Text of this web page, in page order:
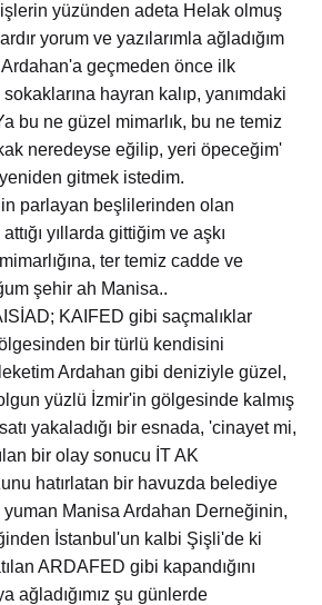
yüzünden adeta Helak olmuş
yorum ve yazılarımla ağladığım
geçmeden önce ilk
hayran kalıp, yanımdaki
bu ne güzel mimarlık, bu ne temiz
neredeyse eğilip, yeri öpeceğim'
gitmek istedim.
parlayan beşlilerinden olan
yıllarda gittiğim ve aşkı
ter temiz cadde ve
şehir ah Manisa..
KAIFED gibi saçmalıklar
bir türlü kendisini
Ardahan gibi deniziyle güzel,
yüzlü İzmir'in gölgesinde kalmış
yakaladığı bir esnada, 'cinayet mi,
bir olay sonucu İT AK
hatırlatan bir havuzda belediye
yuman Manisa Ardahan Derneğinin,
İstanbul'un kalbi Şişli'de ki
ARDAFED gibi kapandığını
ağladığımız şu günlerde